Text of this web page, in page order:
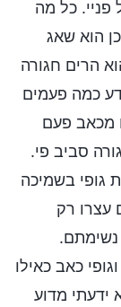
כל מה
הוא שאג
הרים חגורה
כמה פעמים
מכאב פעם
סביב פי.
גופי בשמיכה
עצרו רק
כאב כאילו
ידעתי מדוע